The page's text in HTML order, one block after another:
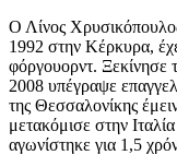
Ο Λίνος
1992 στην Κέρκυρα,
φόργουορντ. Ξεκίνησε
2008 υπέγραψε
της Θεσσαλονίκης
μετακόμισε στην
αγωνίστηκε για 1,5